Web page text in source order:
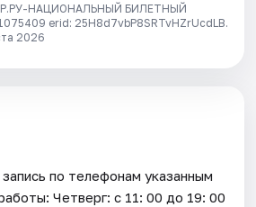
НАЦИОНАЛЬНЫЙ БИЛЕТНЫЙ
erid: 25H8d7vbP8SRTvHZrUcdLB.
2026
по телефонам указанным
Четверг: с 11: 00 до 19: 00